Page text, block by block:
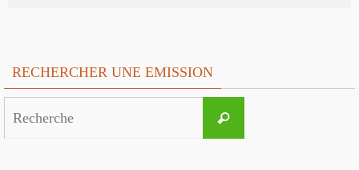
RECHERCHER UNE EMISSION
Recherche